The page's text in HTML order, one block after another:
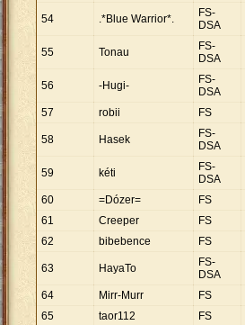
54 .*Blue Warrior*.
FS-
DSA
55 Tonau
FS-
DSA
56 -Hugi-
FS-
DSA
57 robii FS
58 Hasek
FS-
DSA
59 kéti
FS-
DSA
60 =Dózer= FS
61
Creeper FS
62
bibebence FS
63 HayaTo
FS-
DSA
64 Mirr-Murr FS
65
taor112 FS